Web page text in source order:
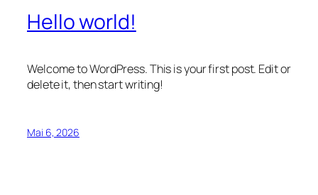
Hello world!
Welcome to WordPress. This is your first post. Edit or
delete it, then start writing!
Mai 6, 2026